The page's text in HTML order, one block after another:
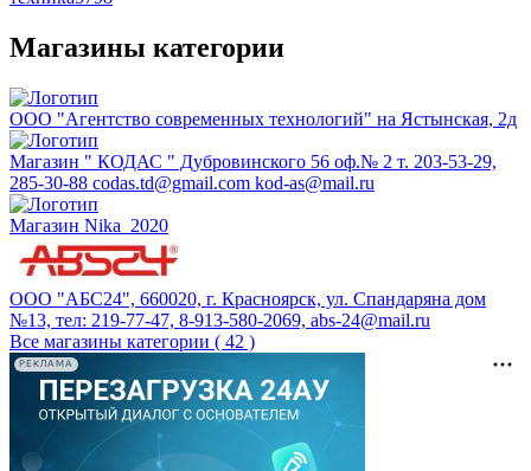
Магазины категории
ООО "Агентство современных технологий" на Ястынская, 2д
Магазин " КОДАС " Дубровинского 56 оф.№ 2 т. 203-53-29,
285-30-88 codas.td@gmail.com kod-as@mail.ru
Магазин Nika_2020
ООО "АБС24", 660020, г. Красноярск, ул. Спандаряна дом
№13, тел: 219-77-47, 8-913-580-2069, abs-24@mail.ru
Все магазины категории ( 42 )
РЕКЛАМА